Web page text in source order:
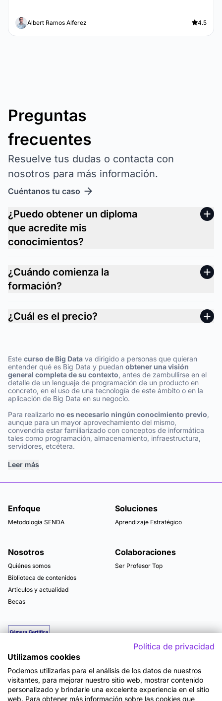
Albert Ramos Alferez 4.5
Preguntas
frecuentes
Resuelve tus dudas o contacta con
nosotros para más información.
Cuéntanos tu caso
¿Puedo obtener un diploma
que acredite mis
conocimientos?
¿Cuándo comienza la
formación?
¿Cuál es el precio?
Este curso de Big Data va dirigido a personas que quieran
entender qué es Big Data y puedan obtener una visión
general completa de su contexto, antes de zambullirse en el
detalle de un lenguaje de programación de un producto en
concreto, en el uso de una tecnología de este ámbito o en la
aplicación de Big Data en su negocio.
Para realizarlo no es necesario ningún conocimiento previo,
aunque para un mayor aprovechamiento del mismo,
convendría estar familiarizado con conceptos de informática
tales como programación, almacenamiento, infraestructura,
servidores, etcétera.
Leer más
Enfoque
Metodología SENDA
Soluciones
Aprendizaje Estratégico
Nosotros
Quiénes somos
Biblioteca de contenidos
Articulos y actualidad
Becas
Colaboraciones
Ser Profesor Top
Política de privacidad
Utilizamos cookies
Podemos utilizarlas para el análisis de los datos de nuestros
visitantes, para mejorar nuestro sitio web, mostrar contenido
personalizado y brindarle una excelente experiencia en el sitio
web. Para obtener más información sobre las cookies que